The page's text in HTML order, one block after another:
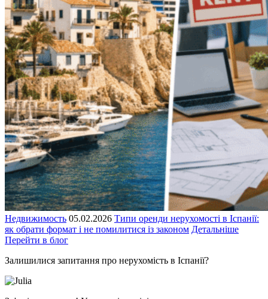
Недвижимость 05.02.2026 Типи оренди нерухомості в Іспанії:
як обрати формат і не помилитися із законом Детальніше
Перейти в блог
Залишилися запитання про нерухомість в Іспанії?